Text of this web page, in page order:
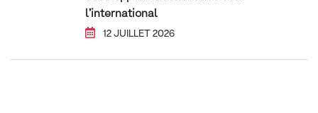
l’international
12 JUILLET 2026